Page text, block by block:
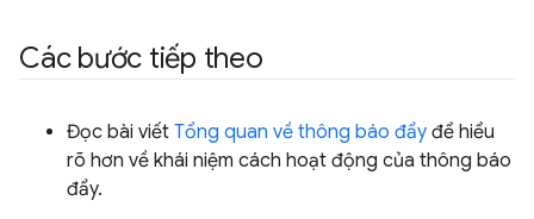
Các bước tiếp theo
Đọc bài viết Tổng quan về thông báo đẩy để hiểu
rõ hơn về khái niệm cách hoạt động của thông báo
đẩy.